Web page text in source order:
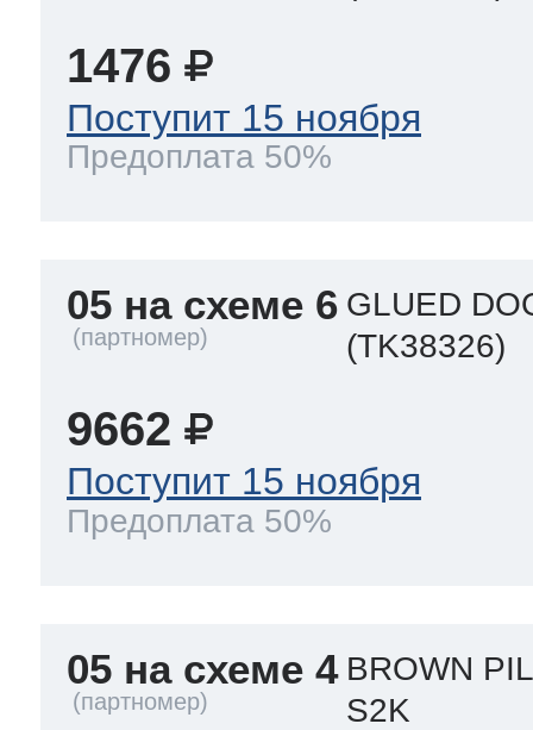
1476
Поступит 15 ноября
Предоплата 50%
05 на схеме 6 GLUED
(TK38326)
9662
Поступит 15 ноября
Предоплата 50%
05 на схеме 4 BROWN
S2K